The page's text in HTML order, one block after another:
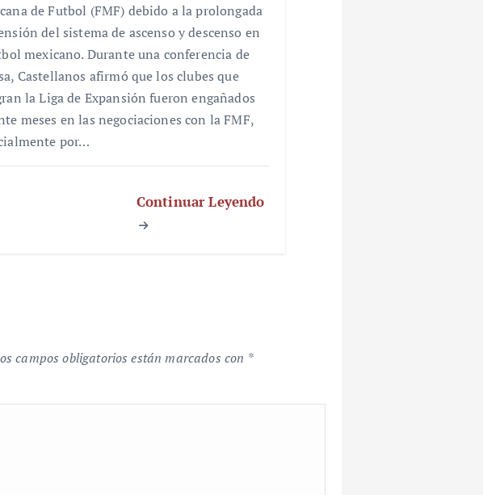
de Futbol (FMF) debido a la prolongada
del sistema de ascenso y descenso en
mexicano. Durante una conferencia de
Castellanos afirmó que los clubes que
la Liga de Expansión fueron engañados
meses en las negociaciones con la FMF,
por…
Continuar Leyendo
campos obligatorios están marcados con *